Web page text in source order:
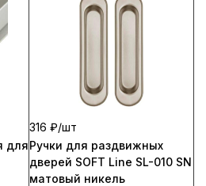
для
316 ₽/шт
Ручки для раздвижных
дверей SOFT Line SL-010 SN
матовый никель